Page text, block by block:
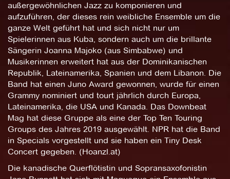
außergewöhnlichen Jazz zu komponieren und
aufzuführen, der dieses rein weibliche Ensemble um die
ganze Welt geführt hat und sich nicht nur um
Spielerinnen aus Kuba, sondern auch um die brillante
Sängerin Joanna Majoko (aus Simbabwe) und
Musikerinnen erweitert hat aus der Dominikanischen
Republik, Lateinamerika, Spanien und dem Libanon. Die
Band hat einen Juno Award gewonnen, wurde für einen
Grammy nominiert und tourt jährlich durch Europa,
Lateinamerika, die USA und Kanada. Das Downbeat
Mag hat diese Gruppe als eine der Top Ten Touring
Groups des Jahres 2019 ausgewählt. NPR hat die Band
in Specials vorgestellt und sie haben ein Tiny Desk
Concert gegeben. (Hoanzl.at)
Die kanadische Querflötistin und Sopransaxofonistin